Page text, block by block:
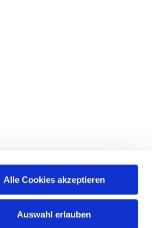
Alle Cookies akzeptieren
Auswahl erlauben